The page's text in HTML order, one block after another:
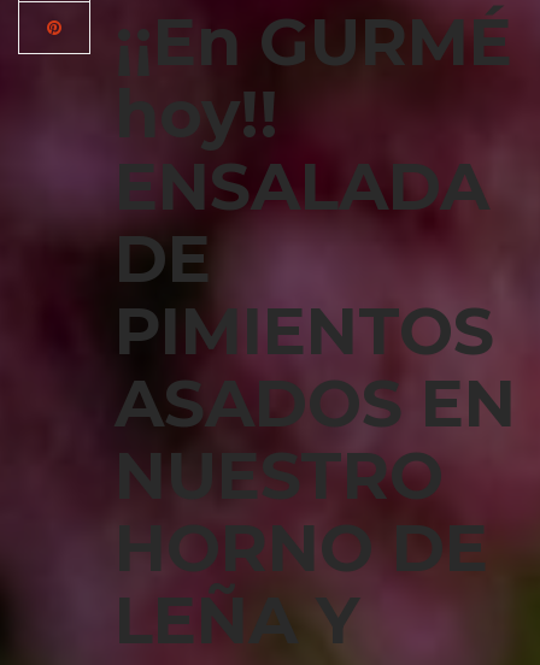
¡¡En GURMÉ
hoy!!
ENSALADA
DE
PIMIENTOS
ASADOS EN
NUESTRO
HORNO DE
LEÑA Y